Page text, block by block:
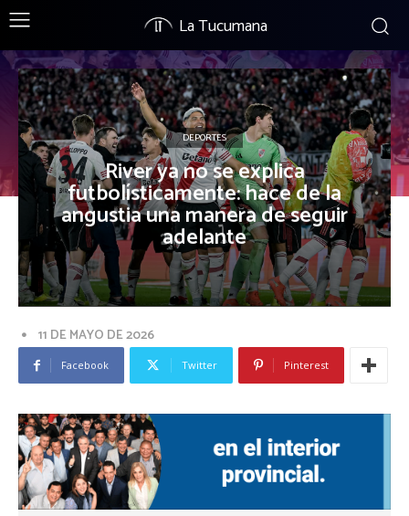
La Tucumana
DEPORTES
River ya no se explica
futbolísticamente: hace de la
angustia una manera de seguir
adelante
11 DE MAYO DE 2026
Facebook Twitter Pinterest